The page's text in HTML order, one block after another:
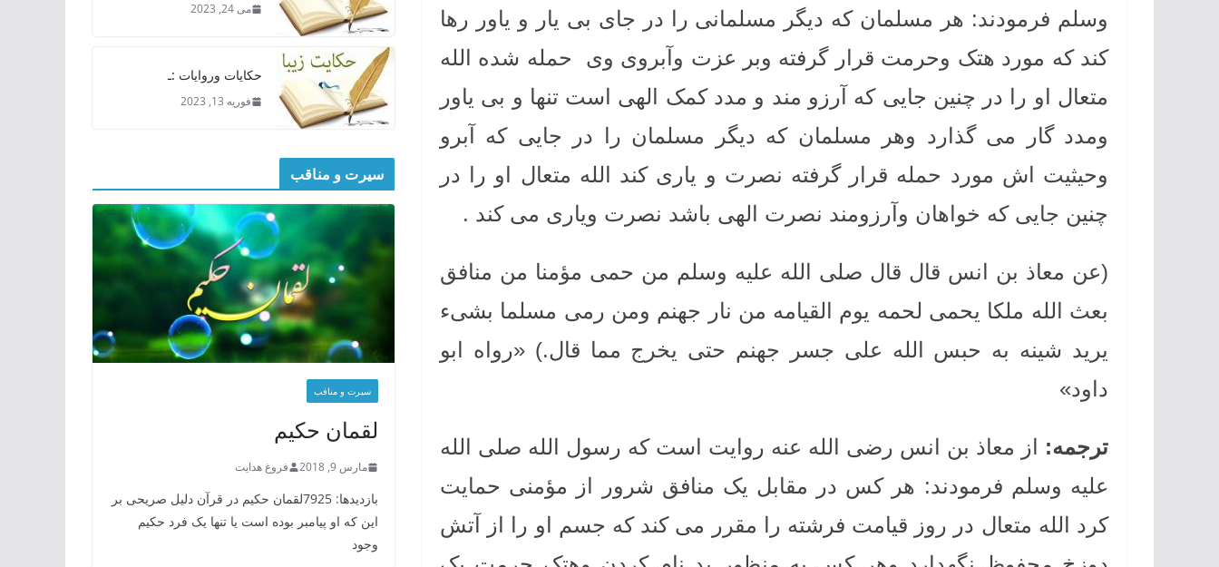
وسلم فرمودند: هر مسلمان که دیگر مسلمانی را در جای بی یار و یاور رها
کند که مورد هتک وحرمت قرار گرفته وبر عزت وآبروی وی حمله شده الله
متعال او را در چنین جایی که آرزو مند و مدد کمک الهی است تنها و بی یاور
ومدد گار می گذارد وهر مسلمان که دیگر مسلمان را در جایی که آبرو
وحیثیت اش مورد حمله قرار گرفته نصرت و یاری کند الله متعال او را در
چنین جایی که خواهان وآرزومند نصرت الهی باشد نصرت ویاری می کند .
(عن معاذ بن انس قال قال صلی الله علیه وسلم من حمی مؤمنا من منافق
بعث الله ملکا یحمی لحمه یوم القیامه من نار جهنم ومن رمی مسلما بشیء
یرید شینه به حبس الله علی جسر جهنم حتی یخرج مما قال.) «رواه ابو
داود»
ترجمه: از معاذ بن انس رضی الله عنه روایت است که رسول الله صلی الله
علیه وسلم فرمودند: هر کس در مقابل یک منافق شرور از مؤمنی حمایت
کرد الله متعال در روز قیامت فرشته را مقرر می کند که جسم او را از آتش
می 24, 2023
حکایات وروایات :ـ
فوریه 13, 2023
سیرت و مناقب
سیرت و منافب
لقمان حکیم
مارس 9, 2018 فروغ هدایت
بازدیدها: 7925لقمان حکیم در قرآن دلیل صریحی بر
این که او پیامبر بوده است یا تنها یک فرد حکیم
وجود